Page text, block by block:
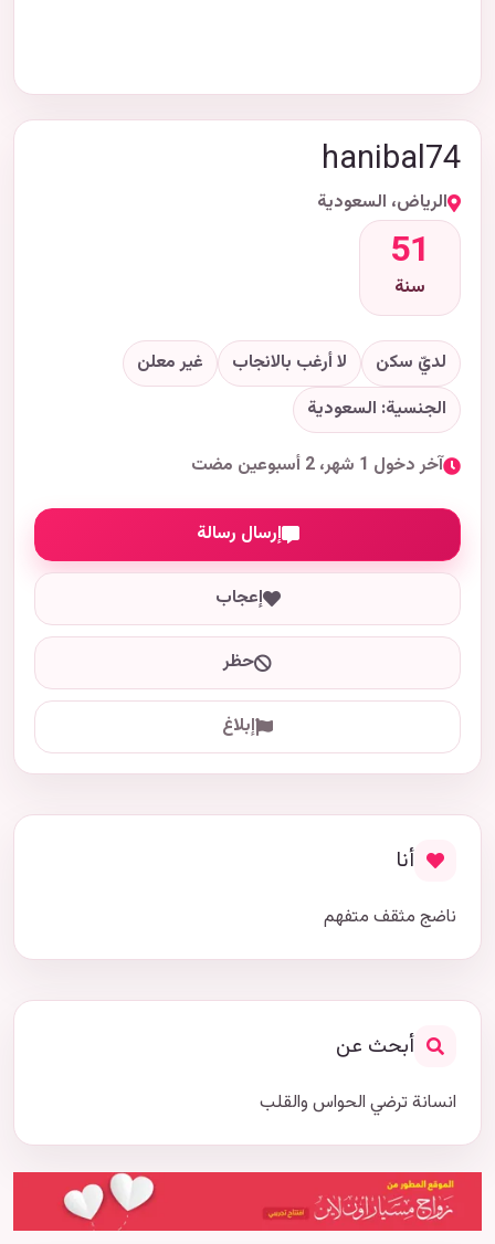
hanibal74
الرياض، السعودية
51
سنة
لديّ سكن لا أرغب بالانجاب
غير معلن
الجنسية: السعودية
آخر دخول 1 شهر، 2 أسبوعين مضت
إرسال رسالة
إعجاب
حظر
إبلاغ
أنا
ناضج مثقف متفهم
أبحث عن
انسانة ترضي الحواس والقلب